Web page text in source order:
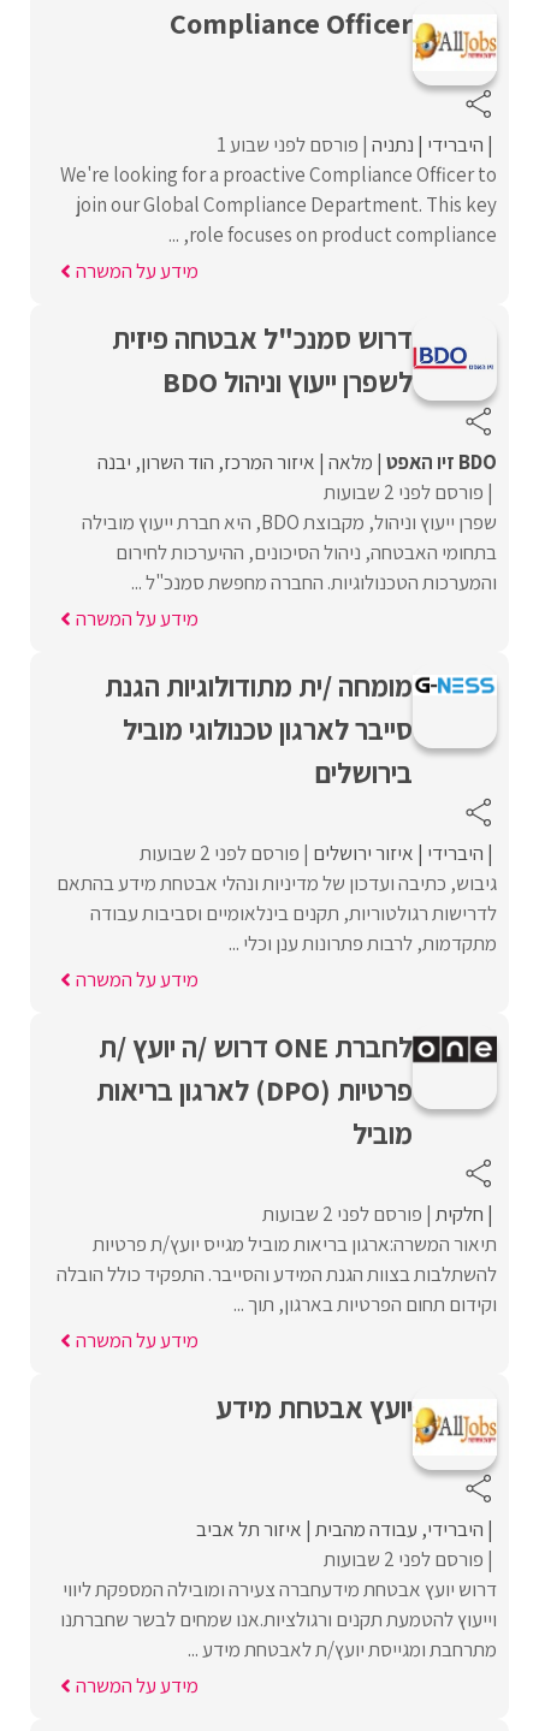
Compliance Officer
היברידי נתניה פורסם לפני שבוע 1
We're looking for a proactive Compliance Officer to
join our Global Compliance Department. This key
role focuses on product compliance, ...
מידע על המשרה
דרוש סמנכ"ל אבטחה פיזית
לשפרן ייעוץ וניהול BDO
BDO זיו האפט מלאה איזור המרכז הוד השרון יבנה
פורסם לפני 2 שבועות
שפרן ייעוץ וניהול, מקבוצת BDO, היא חברת ייעוץ מובילה
בתחומי האבטחה, ניהול הסיכונים, ההיערכות לחירום
והמערכות הטכנולוגיות. החברה מחפשת סמנכ"ל ...
מידע על המשרה
מומחה /ית מתודולוגיות הגנת
סייבר לארגון טכנולוגי מוביל
בירושלים
היברידי איזור ירושלים פורסם לפני 2 שבועות
גיבוש, כתיבה ועדכון של מדיניות ונהלי אבטחת מידע בהתאם
לדרישות רגולטוריות, תקנים בינלאומיים וסביבות עבודה
מתקדמות, לרבות פתרונות ענן וכלי ...
מידע על המשרה
לחברת ONE דרוש /ה יועץ /ת
פרטיות (DPO) לארגון בריאות
מוביל
חלקית פורסם לפני 2 שבועות
תיאור המשרה:ארגון בריאות מוביל מגייס יועץ/ת פרטיות
להשתלבות בצוות הגנת המידע והסייבר. התפקיד כולל הובלה
וקידום תחום הפרטיות בארגון, תוך ...
מידע על המשרה
יועץ אבטחת מידע
היברידי עבודה מהבית איזור תל אביב
פורסם לפני 2 שבועות
דרוש יועץ אבטחת מידעחברה צעירה ומובילה המספקת ליווי
וייעוץ להטמעת תקנים ורגולציות.אנו שמחים לבשר שחברתנו
מתרחבת ומגייסת יועץ/ת לאבטחת מידע ...
מידע על המשרה